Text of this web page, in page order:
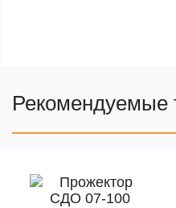
Рекомендуемые